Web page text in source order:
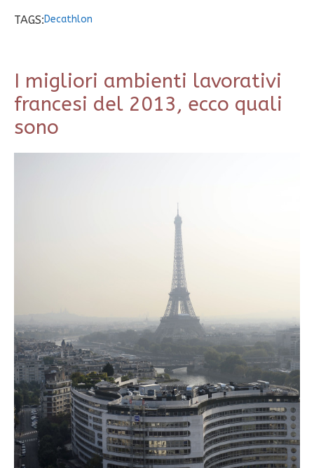
TAGS:Decathlon
I migliori ambienti lavorativi
francesi del 2013, ecco quali
sono